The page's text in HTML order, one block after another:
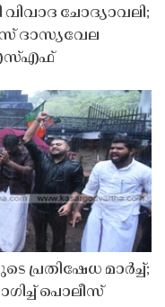
ചോദ്യാവലി;
ദാസ്യവേല
പ്രതിഷേധ മാർച്ച്;
പൊലീസ്